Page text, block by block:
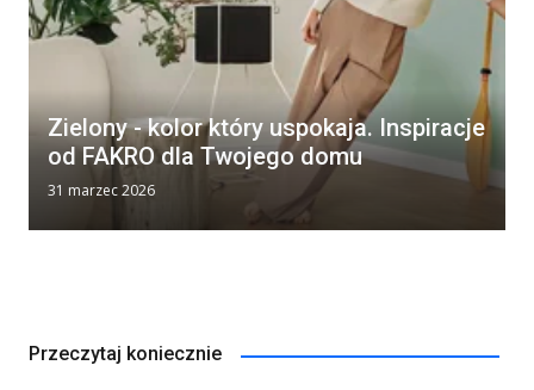
Zielony - kolor który uspokaja. Inspiracje
od FAKRO dla Twojego domu
31 marzec 2026
Przeczytaj koniecznie